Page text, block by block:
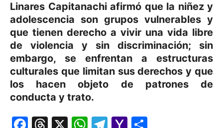
Linares Capitanachi afirmó que la niñez y
adolescencia son grupos vulnerables y
que tienen derecho a vivir una vida libre
de violencia y sin discriminación; sin
embargo, se enfrentan a estructuras
culturales que limitan sus derechos y que
los hacen objeto de patrones de
conducta y trato.